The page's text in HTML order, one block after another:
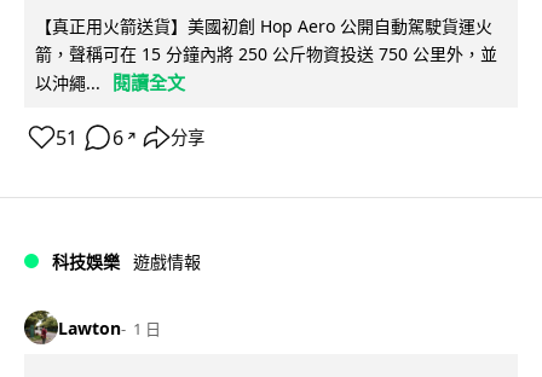
【真正用火箭送貨】美國初創 Hop Aero 公開自動駕駛貨運火
箭，聲稱可在 15 分鐘內將 250 公斤物資投送 750 公里外，並
以沖繩...
閱讀全文
51 6 ↗ 分享
科技娛樂 遊戲情報
Lawton 1 日